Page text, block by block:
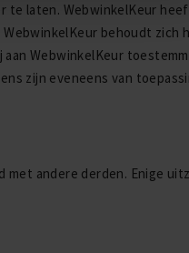
te laten. WebwinkelKeur
behoudt zich
WebwinkelKeur
zijn eveneens van
met andere derden. Enige